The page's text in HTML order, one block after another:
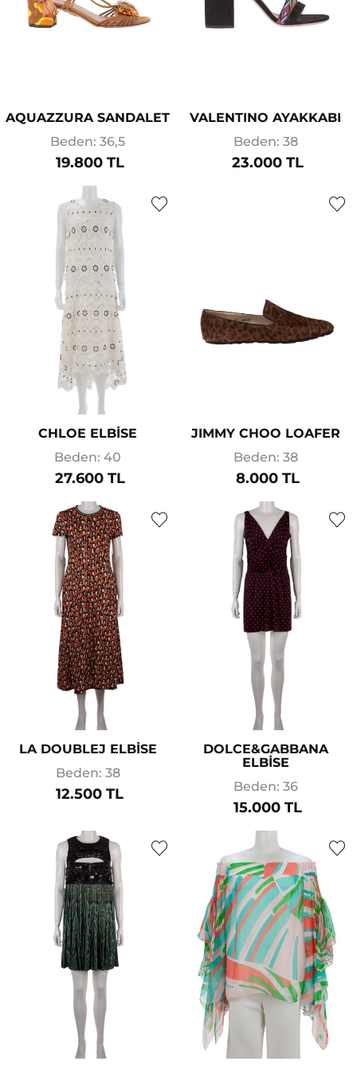
AQUAZZURA SANDALET
Beden: 36,5
19.800 TL
VALENTINO AYAKKABI
Beden: 38
23.000 TL
CHLOE ELBİSE
Beden: 40
27.600 TL
JIMMY CHOO LOAFER
Beden: 38
8.000 TL
LA DOUBLEJ ELBİSE
Beden: 38
12.500 TL
DOLCE&GABBANA
ELBİSE
Beden: 36
15.000 TL